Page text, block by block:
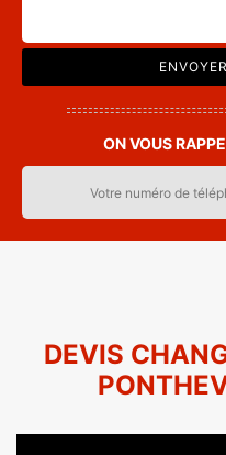
ON VOUS
DEVIS